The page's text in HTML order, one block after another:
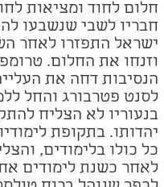
חלום לחוד ומציאות
חבריו לשבי שנשבעו
ישראל התפזרו לאחר
וזנחו את החלום.
הנסיבות דחה את
לסנט פטרבורג והחל
בנעוריו לא הצליח
יהדותו. בתקופת
כל כולו בלימודים,
לאחר כשנת לימודים